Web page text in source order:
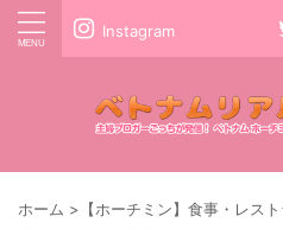
Instagram
ホーム > 【ホーチミン】食事・レス